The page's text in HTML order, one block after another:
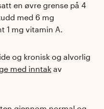
en øvre grense på 4
med 6 mg
1 mg vitamin A.
og kronisk og alvorlig
med inntak av